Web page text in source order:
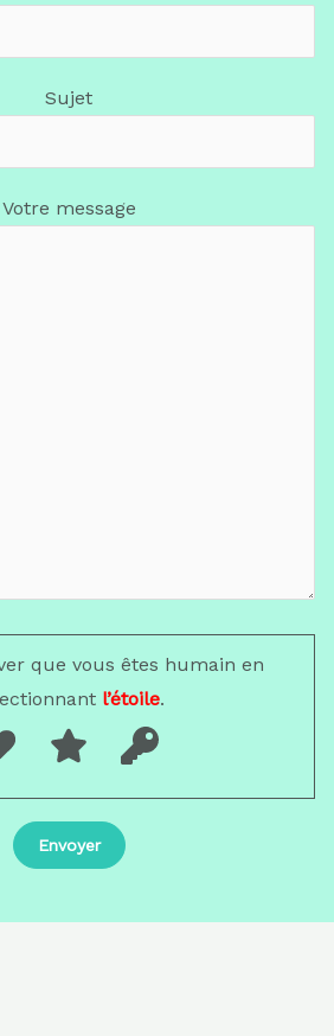
Sujet
Votre message
que vous êtes humain en
l’étoile.